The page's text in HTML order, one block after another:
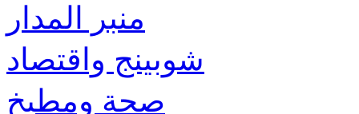
منبر المدار
شوبينج واقتصاد
صحة ومطبخ